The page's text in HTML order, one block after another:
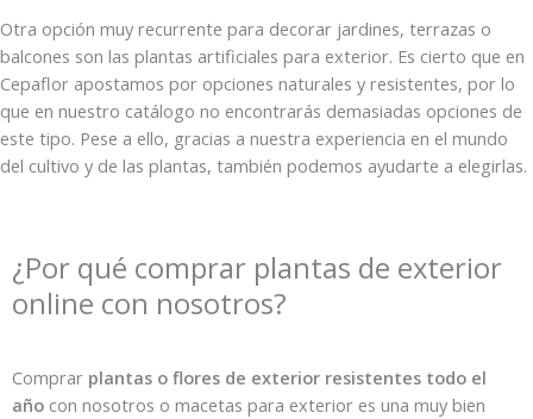
Otra opción muy recurrente para decorar jardines, terrazas o
balcones son las plantas artificiales para exterior. Es cierto que en
Cepaflor apostamos por opciones naturales y resistentes, por lo
que en nuestro catálogo no encontrarás demasiadas opciones de
este tipo. Pese a ello, gracias a nuestra experiencia en el mundo
del cultivo y de las plantas, también podemos ayudarte a elegirlas.
¿Por qué comprar plantas de exterior
online con nosotros?
Comprar plantas o flores de exterior resistentes todo el
año con nosotros o macetas para exterior es una muy bien